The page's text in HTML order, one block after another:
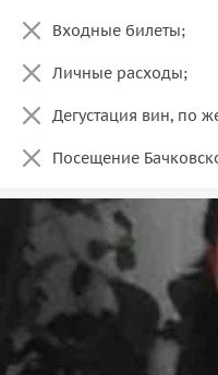
Входные билеты;
Личные расходы;
Дегустация вин, по
Посещение